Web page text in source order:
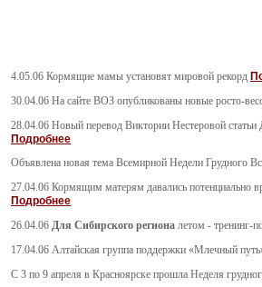
4.05.06 Кормящие мамы установят мировой рекорд
30.04.06 На сайте ВОЗ опубликованы новые росто-
28.04.06 Новый перевод Виктории Нестеровой
Подробнее
Объявлена новая тема Всемирной Недели Грудного
27.04.06 Кормящим матерям давались потенциально
Подробнее
26.04.06 Для Сибирского региона летом - тренинг-
17.04.06 Алтайская группа поддержки «Млечный
С 3 по 9 апреля в Красноярске прошла Неделя